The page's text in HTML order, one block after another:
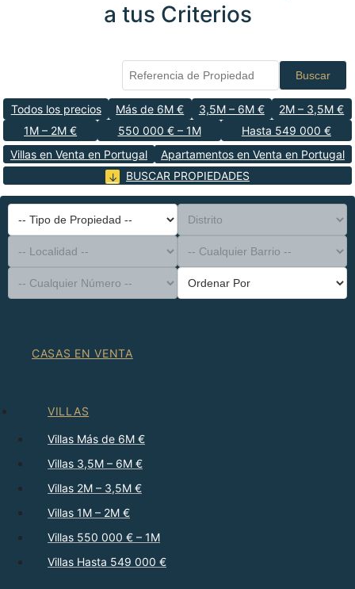
a tus Criterios
Buscar
Todos los precios Más de 6M € 3,5M – 6M €
2M – 3,5M €
1M – 2M €
550 000 € – 1M
Hasta 549 000 €
Villas en Venta en Portugal
Apartamentos en Venta en Portugal
BUSCAR PROPIEDADES
-- Tipo de Propiedad --
Distrito
-- Localidad --
-- Cualquier Barrio --
-- Cualquier Número --
Ordenar Por
CASAS EN VENTA
VILLAS
Villas Más de 6M €
Villas 3,5M – 6M €
Villas 2M – 3,5M €
Villas 1M – 2M €
Villas 550 000 € – 1M
Villas Hasta 549 000 €